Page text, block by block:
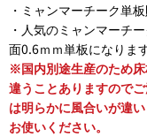
・ミャンマーチーク単
・人気のミャンマーチ
面0.6ｍｍ単板になりま
※国内別途生産のため
違うことありますので
は明らかに風合いが違
お使いください。